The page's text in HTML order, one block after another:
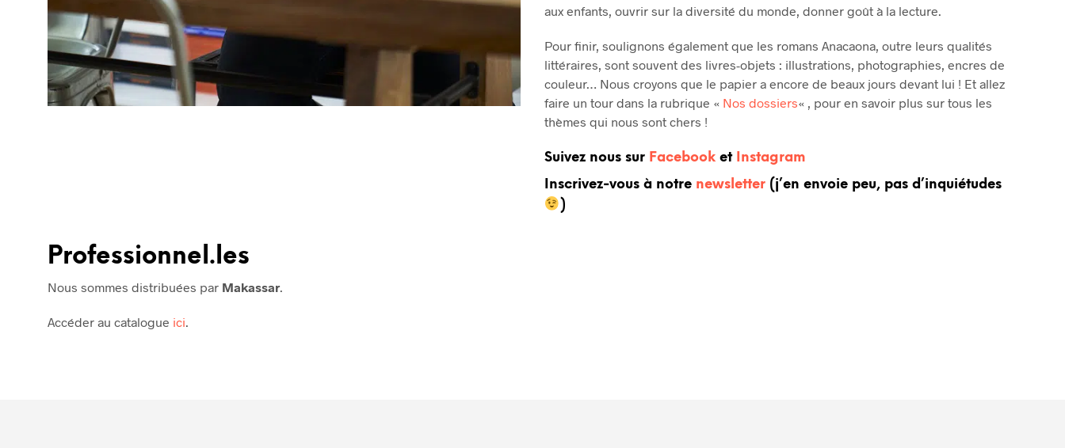
aux enfants, ouvrir sur la diversité du monde, donner goût à la lecture.
Pour finir, soulignons également que les romans Anacaona, outre leurs qualités
littéraires, sont souvent des livres-objets : illustrations, photographies, encres de
couleur… Nous croyons que le papier a encore de beaux jours devant lui ! Et allez
faire un tour dans la rubrique « Nos dossiers« , pour en savoir plus sur tous les
thèmes qui nous sont chers !
Suivez nous sur Facebook et
Instagram
Inscrivez-vous à notre newsletter (j’en envoie peu, pas d’inquiétudes
)
Professionnel.les
Nous sommes distribuées par Makassar.
Accéder au catalogue ici.